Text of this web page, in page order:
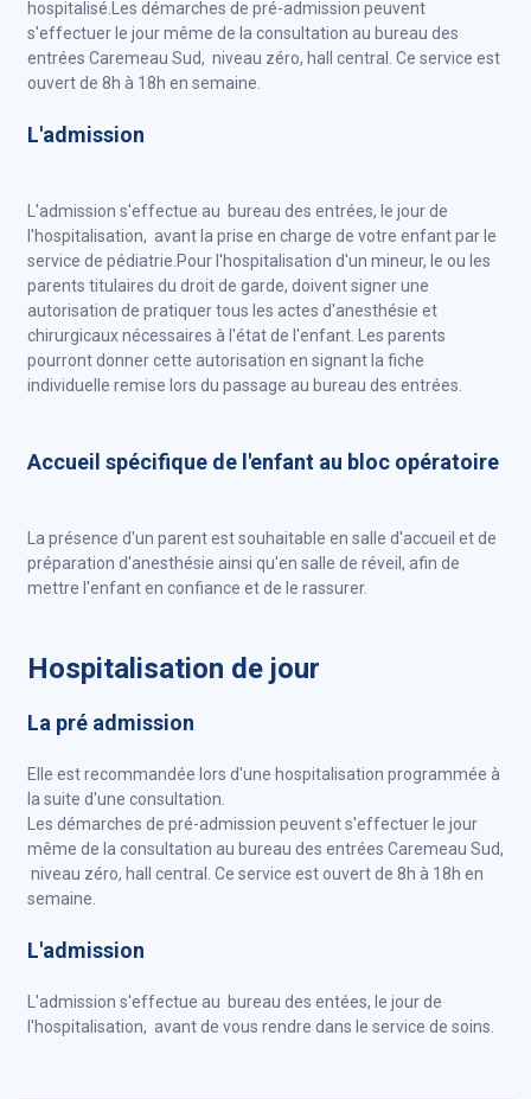
hospitalisé.Les démarches de pré-admission peuvent
s'effectuer le jour même de la consultation au bureau des
entrées Caremeau Sud, niveau zéro, hall central. Ce service est
ouvert de 8h à 18h en semaine.
L'admission
L'admission s'effectue au bureau des entrées, le jour de
l'hospitalisation, avant la prise en charge de votre enfant par le
service de pédiatrie.Pour l'hospitalisation d'un mineur, le ou les
parents titulaires du droit de garde, doivent signer une
autorisation de pratiquer tous les actes d'anesthésie et
chirurgicaux nécessaires à l'état de l'enfant. Les parents
pourront donner cette autorisation en signant la fiche
individuelle remise lors du passage au bureau des entrées.
Accueil spécifique de l'enfant au bloc opératoire
La présence d'un parent est souhaitable en salle d'accueil et de
préparation d'anesthésie ainsi qu'en salle de réveil, afin de
mettre l'enfant en confiance et de le rassurer.
Hospitalisation de jour
La pré admission
Elle est recommandée lors d'une hospitalisation programmée à
la suite d'une consultation.
Les démarches de pré-admission peuvent s'effectuer le jour
même de la consultation au bureau des entrées Caremeau Sud,
niveau zéro, hall central. Ce service est ouvert de 8h à 18h en
semaine.
L'admission
L'admission s'effectue au bureau des entées, le jour de
l'hospitalisation, avant de vous rendre dans le service de soins.